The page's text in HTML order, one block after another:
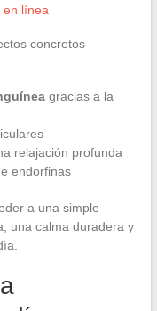
en línea
concretos
gracias a la
relajación profunda
endorfinas
a una simple
una calma duradera y